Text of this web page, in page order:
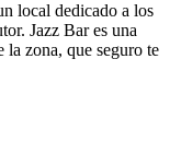
local dedicado a los
Jazz Bar es una
la zona, que seguro te